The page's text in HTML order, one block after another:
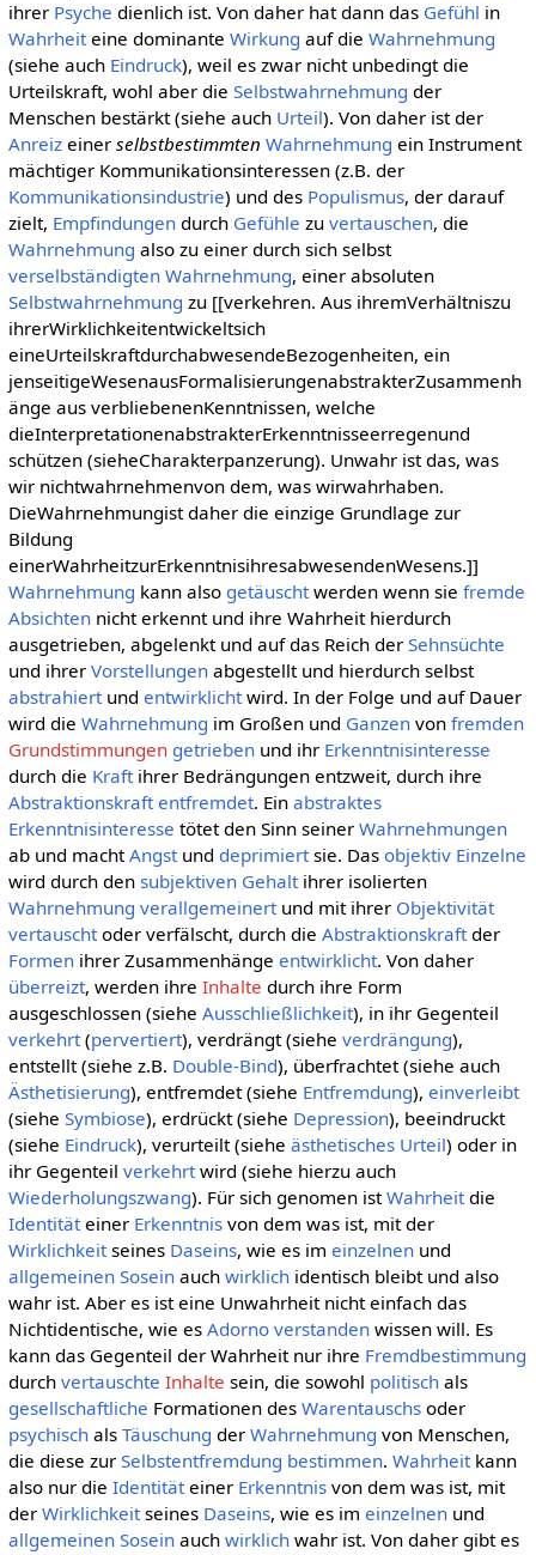
ihrer Psyche dienlich ist. Von daher hat dann das Gefühl in
Wahrheiteine dominante Wirkung auf die Wahrnehmung
(siehe auch Eindruck), weil es zwar nicht unbedingt die
Urteilskraft, wohl aber die Selbstwahrnehmung der
Menschen bestärkt (siehe auch Urteil). Von daher ist der
Anreizeiner selbstbestimmten Wahrnehmung ein Instrument
mächtiger Kommunikationsinteressen (z.B. der
Kommunikationsindustrie) und des Populismus, der darauf
zielt, Empfindungendurch Gefühle zu vertauschen, die
Wahrnehmung also zu einer durch sich selbst
verselbständigten Wahrnehmung, einer absoluten
Selbstwahrnehmung zu [[verkehren. Aus ihremVerhältniszu
ihrerWirklichkeitentwickeltsich
eineUrteilskraftdurchabwesendeBezogenheiten, ein
jenseitigeWesenausFormalisierungenabstrakterZusammenh
änge aus verbliebenenKenntnissen, welche
dieInterpretationenabstrakterErkenntnisseerregenund
schützen (sieheCharakterpanzerung). Unwahr ist das, was
wir nichtwahrnehmenvon dem, was wirwahrhaben.
DieWahrnehmungist daher die einzige Grundlage zur
Bildung
einerWahrheitzurErkenntnisihresabwesendenWesens.]]
Wahrnehmung kann also getäuschtwerden wenn sie fremde
Absichtennicht erkennt und ihre Wahrheit hierdurch
ausgetrieben, abgelenkt und auf das Reich der Sehnsüchte
und ihrer Vorstellungenabgestellt und hierdurch selbst
abstrahiertund entwirklichtwird. In der Folge und auf Dauer
wird die Wahrnehmung im Großen und Ganzenvon fremden
Grundstimmungen getriebenund ihr Erkenntnisinteresse
durch die Kraftihrer Bedrängungen entzweit, durch ihre
Abstraktionskraft entfremdet. Ein abstraktes
Erkenntnisinteresse tötet den Sinn seiner Wahrnehmungen
ab und machtAngstund deprimiertsie. Das objektiv Einzelne
wird durch den subjektiven Gehaltihrer isolierten
Wahrnehmung verallgemeinertund mit ihrer Objektivität
vertauschtoder verfälscht, durch die Abstraktionskraftder
Formenihrer Zusammenhänge entwirklicht. Von daher
überreizt, werden ihre Inhalte durch ihre Form
ausgeschlossen (siehe Ausschließlichkeit), in ihr Gegenteil
verkehrt(pervertiert), verdrängt (siehe verdrängung),
entstellt (siehe z.B. Double-Bind), überfrachtet (siehe auch
Ästhetisierung), entfremdet (siehe Entfremdung), einverleibt
(siehe Symbiose), erdrückt (siehe Depression), beeindruckt
(siehe Eindruck), verurteilt (siehe ästhetisches Urteil) oder in
ihr Gegenteil verkehrtwird (siehe hierzu auch
Wiederholungszwang). Für sich genomen istWahrheitdie
Identitäteiner Erkenntnisvon dem was ist, mit der
Wirklichkeitseines Daseins, wie es im einzelnenund
allgemeinen Soseinauch wirklichidentisch bleibt und also
wahr ist. Aber es ist eine Unwahrheit nicht einfach das
Nichtidentische, wie es Adorno verstandenwissen will. Es
kann das Gegenteil der Wahrheit nur ihre Fremdbestimmung
durch vertauschte Inhalte sein, die sowohl politischals
gesellschaftliche Formationen des Warentauschsoder
psychischals Täuschung der Wahrnehmung von Menschen,
die diese zur Selbstentfremdung bestimmen. Wahrheitkann
also nur die Identitäteiner Erkenntnisvon dem was ist, mit
der Wirklichkeitseines Daseins, wie es im einzelnenund
allgemeinen Soseinauch wirklichwahr ist. Von daher gibt es